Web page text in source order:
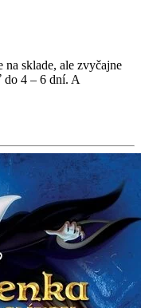
na sklade, ale zvyčajne
do 4 – 6 dní. A